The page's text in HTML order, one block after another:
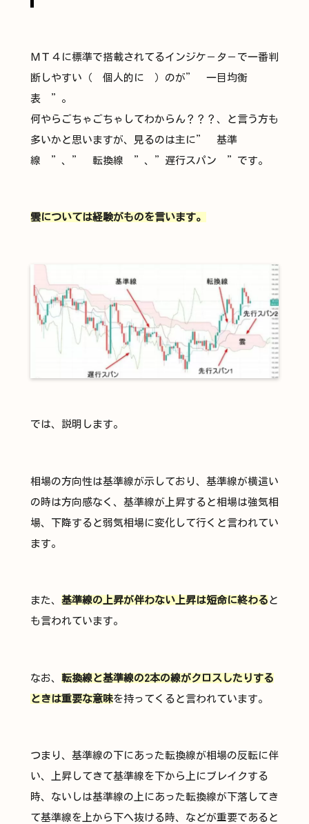
ＭＴ４に標準で搭載されてるインジケ－タ－で一番判
断しやすい（ 個人的に ）のが” 一目均衡
表 ”。
何やらごちゃごちゃしてわからん？？？、と言う方も
多いかと思いますが、見るのは主に” 基準
線 ”、” 転換線 ”、”遅行スパン ”です。
雲については経験がものを言います。
では、説明します。
相場の方向性は基準線が示しており、基準線が横這い
の時は方向感なく、基準線が上昇すると相場は強気相
場、下降すると弱気相場に変化して行くと言われてい
ます。
また、 基準線の上昇が伴わない上昇は短命に終わる と
も言われています。
なお、 転換線と基準線の2本の線がクロスしたりする
ときは重要な意味を持ってくると言われています。
つまり、基準線の下にあった転換線が相場の反転に伴
い、上昇してきて基準線を下から上にブレイクする
時、ないしは基準線の上にあった転換線が下落してき
て基準線を上から下へ抜ける時、などが重要であると